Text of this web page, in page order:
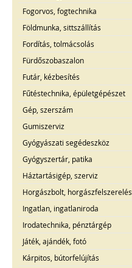
Fogorvos, fogtechnika
Földmunka, sittszállítás
Fordítás, tolmácsolás
Fürdőszobaszalon
Futár, kézbesítés
Fűtéstechnika, épületgépészet
Gép, szerszám
Gumiszerviz
Gyógyászati segédeszköz
Gyógyszertár, patika
Háztartásigép, szerviz
Horgászbolt, horgászfelszerelés
Ingatlan, ingatlaniroda
Irodatechnika, pénztárgép
Játék, ajándék, fotó
Kárpitos, bútorfelújítás